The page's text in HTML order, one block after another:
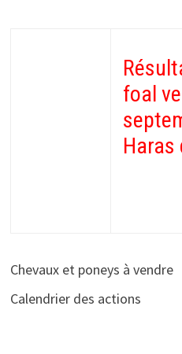
foal
Haras
Chevaux et poneys à vendre
Calendrier des actions